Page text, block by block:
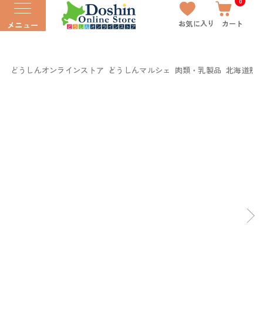
メニュー お気に入り カート
どうしんオンラインストア どうしんマルシェ 肉類・乳製品 北海道熟